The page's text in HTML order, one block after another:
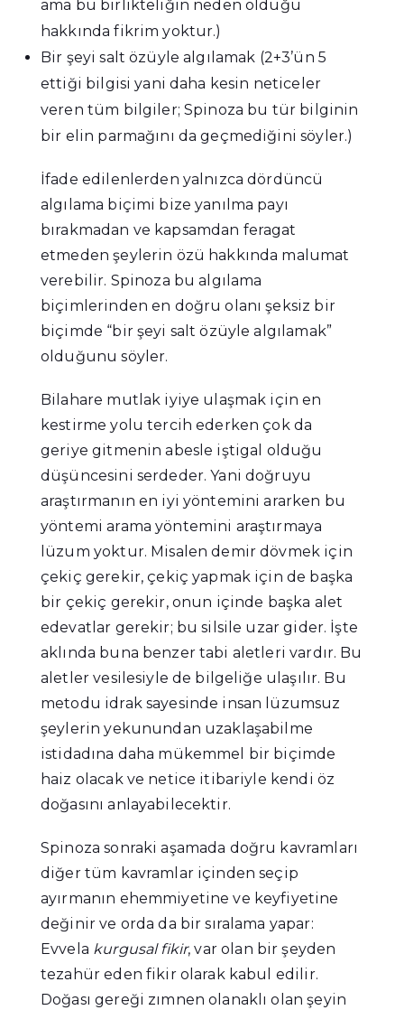
ama bu birlikteliğin neden olduğu
hakkında fikrim yoktur.)
Bir şeyi salt özüyle algılamak (2+3’ün 5
ettiği bilgisi yani daha kesin neticeler
veren tüm bilgiler; Spinoza bu tür bilginin
bir elin parmağını da geçmediğini söyler.)
İfade edilenlerden yalnızca dördüncü
algılama biçimi bize yanılma payı
bırakmadan ve kapsamdan feragat
etmeden şeylerin özü hakkında malumat
verebilir. Spinoza bu algılama
biçimlerinden en doğru olanı şeksiz bir
biçimde “bir şeyi salt özüyle algılamak”
olduğunu söyler.
Bilahare mutlak iyiye ulaşmak için en
kestirme yolu tercih ederken çok da
geriye gitmenin abesle iştigal olduğu
düşüncesini serdeder. Yani doğruyu
araştırmanın en iyi yöntemini ararken bu
yöntemi arama yöntemini araştırmaya
lüzum yoktur. Misalen demir dövmek için
çekiç gerekir, çekiç yapmak için de başka
bir çekiç gerekir, onun içinde başka alet
edevatlar gerekir; bu silsile uzar gider. İşte
aklında buna benzer tabi aletleri vardır. Bu
aletler vesilesiyle de bilgeliğe ulaşılır. Bu
metodu idrak sayesinde insan lüzumsuz
şeylerin yekunundan uzaklaşabilme
istidadına daha mükemmel bir biçimde
haiz olacak ve netice itibariyle kendi öz
doğasını anlayabilecektir.
Spinoza sonraki aşamada doğru kavramları
diğer tüm kavramlar içinden seçip
ayırmanın ehemmiyetine ve keyfiyetine
değinir ve orda da bir sıralama yapar:
Evvela kurgusal fikir, var olan bir şeyden
tezahür eden fikir olarak kabul edilir.
Doğası gereği zımnen olanaklı olan şeyin